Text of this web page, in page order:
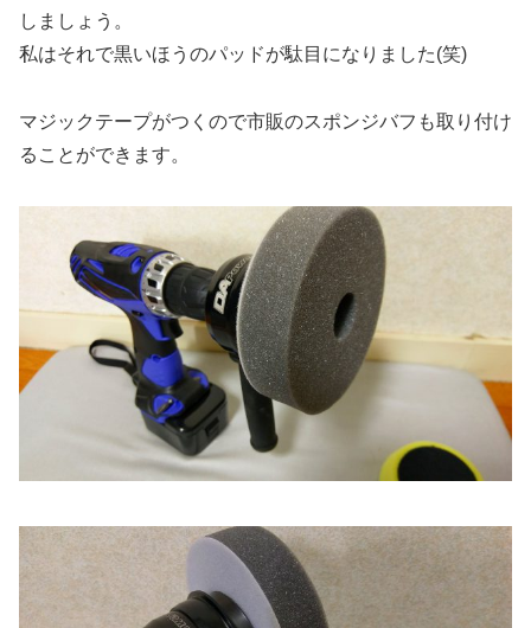
しましょう。
私はそれで黒いほうのパッドが駄目になりました(笑)
マジックテープがつくので市販のスポンジバフも取り付け
ることができます。